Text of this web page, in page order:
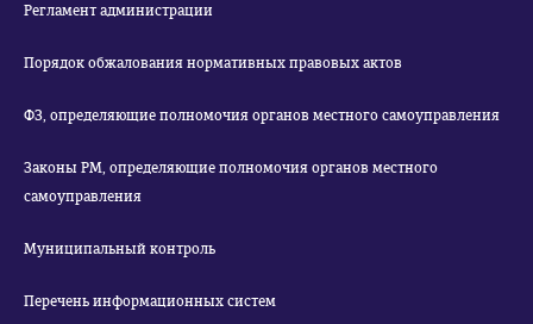
Регламент администрации
Порядок обжалования нормативных правовых актов
ФЗ, определяющие полномочия органов местного самоуправления
Законы РМ, определяющие полномочия органов местного
самоуправления
Муниципальный контроль
Перечень информационных систем